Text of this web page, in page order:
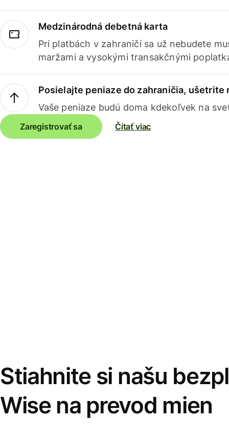
Medzinárodná debetná karta
Pri platbách v zahraničí sa už nebudete
maržami a vysokými transakčnými
Posielajte peniaze do zahraničia, ušetrite
Vaše peniaze budú doma kdekoľvek na
Zaregistrovať sa Čítať viac
Stiahnite si našu
Wise na prevod mien